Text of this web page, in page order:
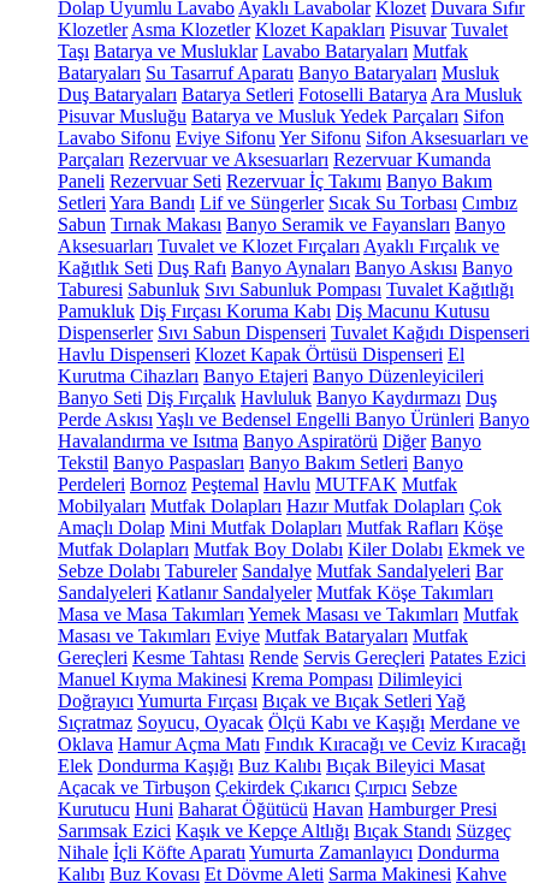
Dolap Uyumlu Lavabo Ayaklı Lavabolar Klozet Duvara Sıfır
Klozetler Asma Klozetler Klozet Kapakları Pisuvar Tuvalet
Taşı Batarya ve Musluklar Lavabo Bataryaları Mutfak
Bataryaları Su Tasarruf Aparatı Banyo Bataryaları Musluk
Duş Bataryaları Batarya Setleri Fotoselli Batarya Ara Musluk
Pisuvar Musluğu Batarya ve Musluk Yedek Parçaları Sifon
Lavabo Sifonu Eviye Sifonu Yer Sifonu Sifon Aksesuarları ve
Parçaları Rezervuar ve Aksesuarları Rezervuar Kumanda
Paneli Rezervuar Seti Rezervuar İç Takımı Banyo Bakım
Setleri Yara Bandı Lif ve Süngerler Sıcak Su Torbası Cımbız
Sabun Tırnak Makası Banyo Seramik ve Fayansları Banyo
Aksesuarları Tuvalet ve Klozet Fırçaları Ayaklı Fırçalık ve
Kağıtlık Seti Duş Rafı Banyo Aynaları Banyo Askısı Banyo
Taburesi Sabunluk Sıvı Sabunluk Pompası Tuvalet Kağıtlığı
Pamukluk Diş Fırçası Koruma Kabı Diş Macunu Kutusu
Dispenserler Sıvı Sabun Dispenseri Tuvalet Kağıdı Dispenseri
Havlu Dispenseri Klozet Kapak Örtüsü Dispenseri El
Kurutma Cihazları Banyo Etajeri Banyo Düzenleyicileri
Banyo Seti Diş Fırçalık Havluluk Banyo Kaydırmazı Duş
Perde Askısı Yaşlı ve Bedensel Engelli Banyo Ürünleri Banyo
Havalandırma ve Isıtma Banyo Aspiratörü Diğer Banyo
Tekstil Banyo Paspasları Banyo Bakım Setleri Banyo
Perdeleri Bornoz Peştemal Havlu MUTFAK Mutfak
Mobilyaları Mutfak Dolapları Hazır Mutfak Dolapları Çok
Amaçlı Dolap Mini Mutfak Dolapları Mutfak Rafları Köşe
Mutfak Dolapları Mutfak Boy Dolabı Kiler Dolabı Ekmek ve
Sebze Dolabı Tabureler Sandalye Mutfak Sandalyeleri Bar
Sandalyeleri Katlanır Sandalyeler Mutfak Köşe Takımları
Masa ve Masa Takımları Yemek Masası ve Takımları Mutfak
Masası ve Takımları Eviye Mutfak Bataryaları Mutfak
Gereçleri Kesme Tahtası Rende Servis Gereçleri Patates Ezici
Manuel Kıyma Makinesi Krema Pompası Dilimleyici
Doğrayıcı Yumurta Fırçası Bıçak ve Bıçak Setleri Yağ
Sıçratmaz Soyucu, Oyacak Ölçü Kabı ve Kaşığı Merdane ve
Oklava Hamur Açma Matı Fındık Kıracağı ve Ceviz Kıracağı
Elek Dondurma Kaşığı Buz Kalıbı Bıçak Bileyici Masat
Açacak ve Tirbuşon Çekirdek Çıkarıcı Çırpıcı Sebze
Kurutucu Huni Baharat Öğütücü Havan Hamburger Presi
Sarımsak Ezici Kaşık ve Kepçe Altlığı Bıçak Standı Süzgeç
Nihale İçli Köfte Aparatı Yumurta Zamanlayıcı Dondurma
Kalıbı Buz Kovası Et Dövme Aleti Sarma Makinesi Kahve